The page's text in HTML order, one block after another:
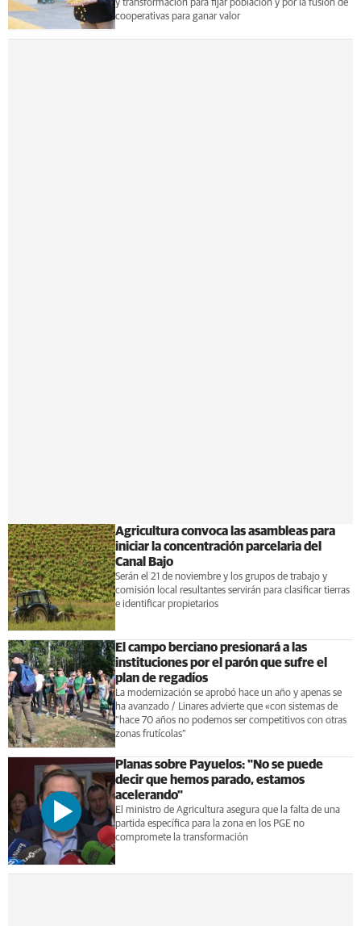
y transformación para fijar población y por la fusión de
cooperativas para ganar valor
Agricultura convoca las asambleas para
iniciar la concentración parcelaria del
Canal Bajo
Serán el 21 de noviembre y los grupos de trabajo y
comisión local resultantes servirán para clasificar tierras
e identificar propietarios
El campo berciano presionará a las
instituciones por el parón que sufre el
plan de regadíos
La modernización se aprobó hace un año y apenas se
ha avanzado / Linares advierte que «con sistemas de
"hace 70 años no podemos ser competitivos con otras
zonas frutícolas"
Planas sobre Payuelos: "No se puede
decir que hemos parado, estamos
acelerando"
El ministro de Agricultura asegura que la falta de una
partida específica para la zona en los PGE no
compromete la transformación